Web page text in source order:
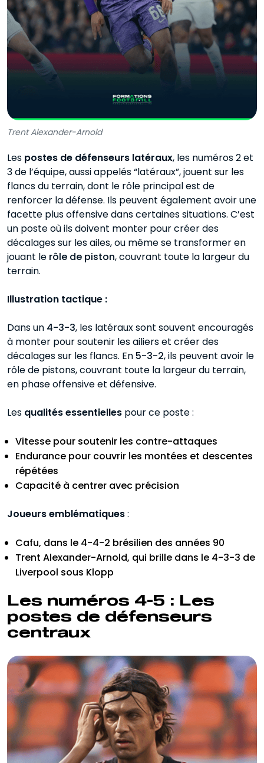
Trent Alexander-Arnold
Les postes de défenseurs latéraux, les numéros 2 et
3 de l’équipe, aussi appelés “latéraux”, jouent sur les
flancs du terrain, dont le rôle principal est de
renforcer la défense. Ils peuvent également avoir une
facette plus offensive dans certaines situations. C’est
un poste où ils doivent monter pour créer des
décalages sur les ailes, ou même se transformer en
jouant le rôle de piston, couvrant toute la largeur du
terrain.
Illustration tactique :
Dans un 4-3-3, les latéraux sont souvent encouragés
à monter pour soutenir les ailiers et créer des
décalages sur les flancs. En 5-3-2, ils peuvent avoir le
rôle de pistons, couvrant toute la largeur du terrain,
en phase offensive et défensive.
Les qualités essentielles pour ce poste :
Vitesse pour soutenir les contre-attaques
Endurance pour couvrir les montées et descentes
répétées
Capacité à centrer avec précision
Joueurs emblématiques:
Cafu, dans le 4-4-2 brésilien des années 90
Trent Alexander-Arnold, qui brille dans le 4-3-3 de
Liverpool sous Klopp
Les numéros 4-5 : Les
postes de défenseurs
centraux